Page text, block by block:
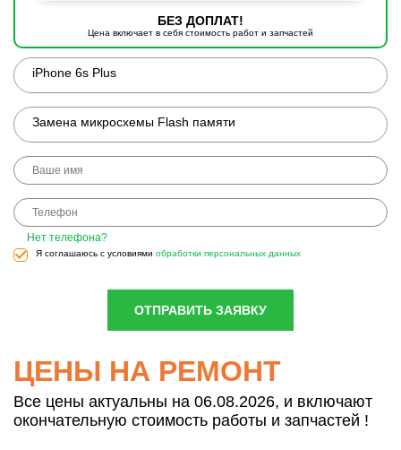
iPhone 6s Plus
Замена микросхемы Flash памяти
Нет телефона?
Я соглашаюсь с условиями обработки персональных данных
ОТПРАВИТЬ ЗАЯВКУ
БЕЗ ДОПЛАТ!
Цена включает в себя стоимость работ и запчастей
ЦЕНЫ НА РЕМОНТ
Все цены актуальны на 06.08.2026, и включают
окончательную стоимость работы и запчастей !